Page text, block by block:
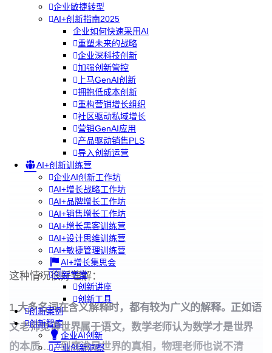
企业敏捷转型
AI+创新指南2025
企业如何快速采用AI
重塑未来的战略
企业深科技创新
加强创新管控
上马GenAI创新
拥抱低成本创新
重构营销增长组织
社区驱动私域增长
营销GenAI应用
产品驱动销售PLS
导入创新运营
AI+创新训练营
企业AI创新工作坊
AI+增长战略工作坊
AI+品牌增长工作坊
AI+销售增长工作坊
AI+增长黑客训练营
AI+设计思维训练营
AI+敏捷管理训练营
AI+增长集思会
创新学堂
创新讲座
创新工具
创新案例
创新智库
企业AI创新
产业创新洞察
这种情况很好理解：
1.大多名词在含义解释时，都有较为广义的解释。正如语
文老师觉得世界属于语文，数学老师认为数学才是世界
的本质……到底谁是世界的真相，物理老师也说不清